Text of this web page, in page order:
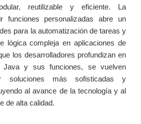
reutilizable y eficiente. La
funciones personalizadas abre un
para la automatización de tareas y
lógica compleja en aplicaciones de
los desarrolladores profundizan en
Java y sus funciones, se vuelven
soluciones más sofisticadas y
al avance de la tecnología y al
de alta calidad.